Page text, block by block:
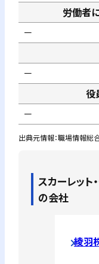
労働者
－
－
役
－
出典元情報：職場情報総
スカーレット
の会社
綾羽